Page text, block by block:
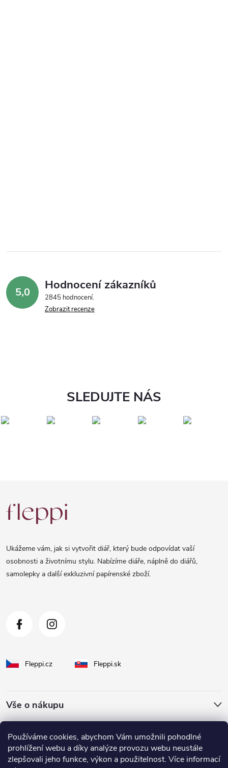
Používáme cookies, abychom Vám umožnili pohodlné
prohlížení webu a díky analýze provozu webu neustále
zlepšovali jeho funkce, výkon a použitelnost. Více informací
5,0 Hodnocení zákazníků
2845 hodnocení
Zobrazit recenze
SLEDUJTE NÁS
á
Ukážeme vám, jak si vytvořit diář, který bude odpovídat vaší
osobnosti a životnímu stylu. Nabízíme diáře, náplně do diářů,
samolepky a další exkluzivní papírenské zboží.
Fleppi.cz Fleppi.sk
Vše o nákupu
O Fleppi
Inspirace pro vás